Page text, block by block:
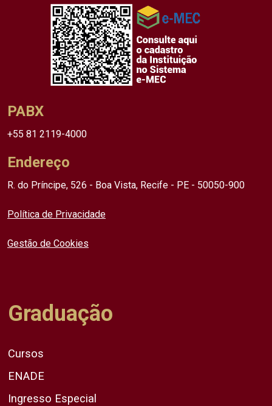
PABX
+55 81 2119-4000
Endereço
R. do Príncipe, 526 - Boa Vista, Recife - PE - 50050-900
Política de Privacidade
Gestão de Cookies
Graduação
Cursos
ENADE
Ingresso Especial